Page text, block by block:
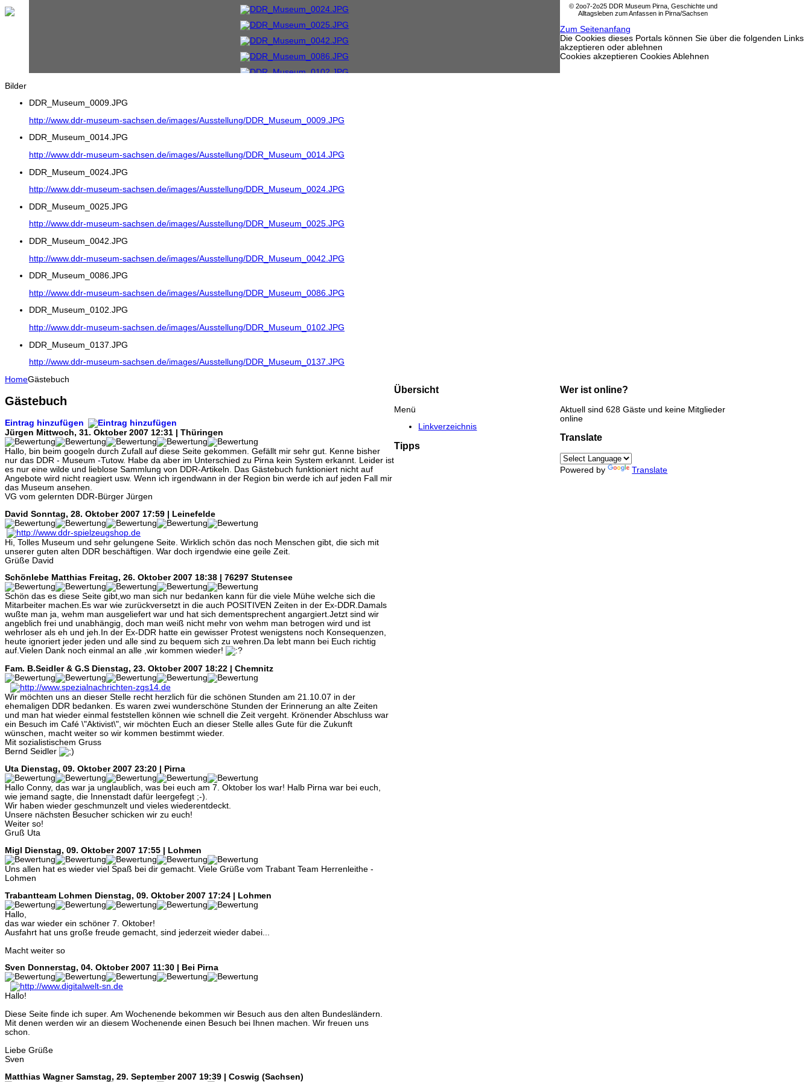
Bilder
DDR_Museum_0009.JPG
http://www.ddr-museum-sachsen.de/images/Ausstellung/DDR_Museum_0009.JPG
DDR_Museum_0014.JPG
http://www.ddr-museum-sachsen.de/images/Ausstellung/DDR_Museum_0014.JPG
DDR_Museum_0024.JPG
http://www.ddr-museum-sachsen.de/images/Ausstellung/DDR_Museum_0024.JPG
DDR_Museum_0025.JPG
http://www.ddr-museum-sachsen.de/images/Ausstellung/DDR_Museum_0025.JPG
DDR_Museum_0042.JPG
http://www.ddr-museum-sachsen.de/images/Ausstellung/DDR_Museum_0042.JPG
DDR_Museum_0086.JPG
http://www.ddr-museum-sachsen.de/images/Ausstellung/DDR_Museum_0086.JPG
DDR_Museum_0102.JPG
http://www.ddr-museum-sachsen.de/images/Ausstellung/DDR_Museum_0102.JPG
DDR_Museum_0137.JPG
http://www.ddr-museum-sachsen.de/images/Ausstellung/DDR_Museum_0137.JPG
HomeGästebuch
Gästebuch
Eintrag hinzufügen
Jürgen Mittwoch, 31. Oktober 2007 12:31 | Thüringen
Hallo, bin beim googeln durch Zufall auf diese Seite gekommen. Gefällt mir sehr gut. Kenne bisher
nur das DDR - Museum -Tutow. Habe da aber im Unterschied zu Pirna kein System erkannt. Leider ist
es nur eine wilde und lieblose Sammlung von DDR-Artikeln. Das Gästebuch funktioniert nicht auf
Angebote wird nicht reagiert usw. Wenn ich irgendwann in der Region bin werde ich auf jeden Fall mir
das Museum ansehen.
VG vom gelernten DDR-Bürger Jürgen
David Sonntag, 28. Oktober 2007 17:59 | Leinefelde
Hi, Tolles Museum und sehr gelungene Seite. Wirklich schön das noch Menschen gibt, die sich mit
unserer guten alten DDR beschäftigen. War doch irgendwie eine geile Zeit.
Grüße David
Schönlebe Matthias Freitag, 26. Oktober 2007 18:38 | 76297 Stutensee
Schön das es diese Seite gibt,wo man sich nur bedanken kann für die viele Mühe welche sich die
Mitarbeiter machen.Es war wie zurückversetzt in die auch POSITIVEN Zeiten in der Ex-DDR.Damals
wußte man ja, wehm man ausgeliefert war und hat sich dementsprechent angargiert.Jetzt sind wir
angeblich frei und unabhängig, doch man weiß nicht mehr von wehm man betrogen wird und ist
wehrloser als eh und jeh.In der Ex-DDR hatte ein gewisser Protest wenigstens noch Konsequenzen,
heute ignoriert jeder jeden und alle sind zu bequem sich zu wehren.Da lebt mann bei Euch richtig
auf.Vielen Dank noch einmal an alle ,wir kommen wieder!
Fam. B.Seidler & G.S Dienstag, 23. Oktober 2007 18:22 | Chemnitz
Wir möchten uns an dieser Stelle recht herzlich für die schönen Stunden am 21.10.07 in der
ehemaligen DDR bedanken. Es waren zwei wunderschöne Stunden der Erinnerung an alte Zeiten
und man hat wieder einmal feststellen können wie schnell die Zeit vergeht. Krönender Abschluss war
ein Besuch im Café \"Aktivist\", wir möchten Euch an dieser Stelle alles Gute für die Zukunft
wünschen, macht weiter so wir kommen bestimmt wieder.
Mit sozialistischem Gruss
Bernd Seidler
Uta Dienstag, 09. Oktober 2007 23:20 | Pirna
Hallo Conny, das war ja unglaublich, was bei euch am 7. Oktober los war! Halb Pirna war bei euch,
wie jemand sagte, die Innenstadt dafür leergefegt ;-).
Wir haben wieder geschmunzelt und vieles wiederentdeckt.
Unsere nächsten Besucher schicken wir zu euch!
Weiter so!
Gruß Uta
Migl
Dienstag, 09. Oktober 2007 17:55 | Lohmen
Uns allen hat es wieder viel Spaß bei dir gemacht. Viele Grüße vom Trabant Team Herrenleithe -
Lohmen
Trabantteam Lohmen Dienstag, 09. Oktober 2007 17:24 | Lohmen
Hallo,
das war wieder ein schöner 7. Oktober!
Ausfahrt hat uns große freude gemacht, sind jederzeit wieder dabei...
Macht weiter so
Sven Donnerstag, 04. Oktober 2007 11:30 | Bei Pirna
Hallo!
Diese Seite finde ich super. Am Wochenende bekommen wir Besuch aus den alten Bundesländern.
Mit denen werden wir an diesem Wochenende einen Besuch bei Ihnen machen. Wir freuen uns
schon.
Liebe Grüße
Sven
Matthias Wagner Samstag, 29. September 2007 19:39 | Coswig (Sachsen)
Übersicht
Menü
Linkverzeichnis
Tipps
Wer ist online?
Aktuell sind 628 Gäste und keine Mitglieder
online
Translate
Powered by Translate
© 2oo7-2o25 DDR Museum Pirna, Geschichte und
Alltagsleben zum Anfassen in Pirna/Sachsen
Zum Seitenanfang
Die Cookies dieses Portals können Sie über die folgenden Links
akzeptieren oder ablehnen
Cookies akzeptieren Cookies Ablehnen